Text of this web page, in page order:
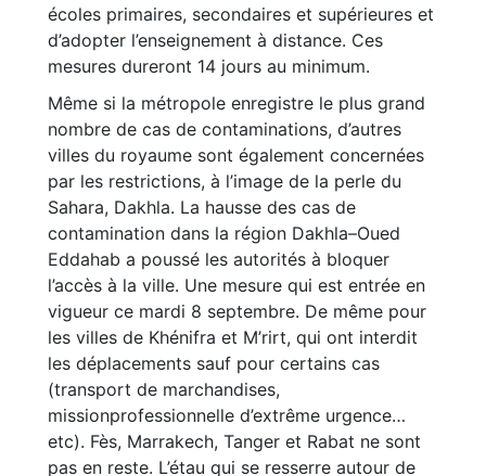
écoles primaires, secondaires et supérieures et
d’adopter l’enseignement à distance. Ces
mesures dureront 14 jours au minimum.
Même si la métropole enregistre le plus grand
nombre de cas de contaminations, d’autres
villes du royaume sont également concernées
par les restrictions, à l’image de la perle du
Sahara, Dakhla. La hausse des cas de
contamination dans la région Dakhla–Oued
Eddahab a poussé les autorités à bloquer
l’accès à la ville. Une mesure qui est entrée en
vigueur ce mardi 8 septembre. De même pour
les villes de Khénifra et M’rirt, qui ont interdit
les déplacements sauf pour certains cas
(transport de marchandises,
missionprofessionnelle d’extrême urgence…
etc). Fès, Marrakech, Tanger et Rabat ne sont
pas en reste. L’étau qui se resserre autour de